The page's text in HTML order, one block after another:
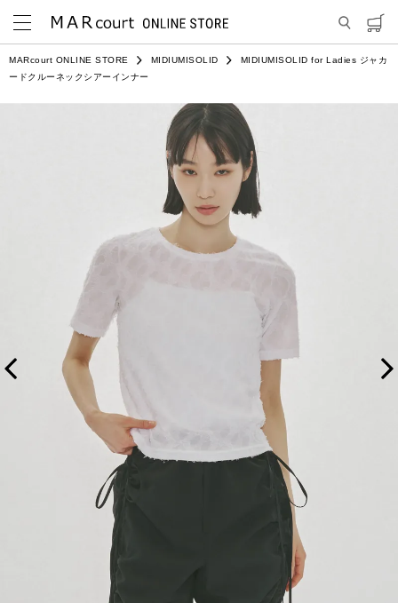
MARcourt ONLINE STORE MIDIUMISOLID
MIDIUMISOLID for Ladies ジャカ
ードクルーネックシアーインナー